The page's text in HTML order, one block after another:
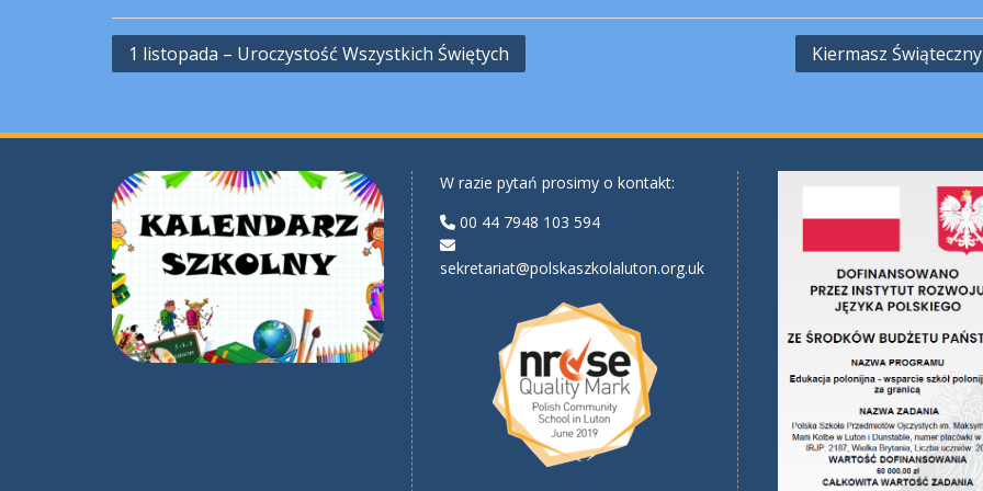
Nawigacja
1 listopada – Uroczystość Wszystkich Świętych Kiermasz
W razie pytań prosimy o kontakt:
00 44 7948 103 594
sekretariat@polskaszkolaluton.org.uk